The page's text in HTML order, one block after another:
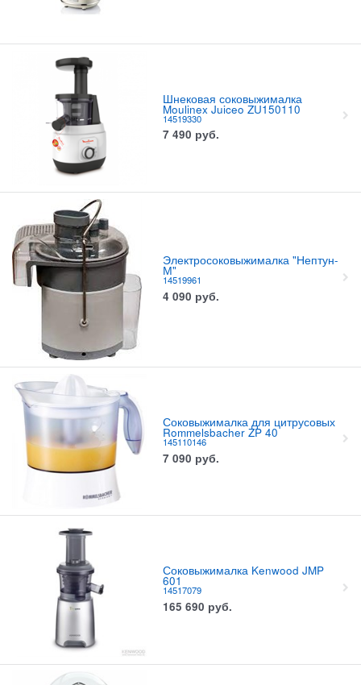
Шнековая соковыжималка
Moulinex Juiceo ZU150110
14519330
7 490 руб.
Электросоковыжималка "Нептун-
М"
14519961
4 090 руб.
Соковыжималка для цитрусовых
Rommelsbacher ZP 40
145110146
7 090 руб.
Соковыжималка Kenwood JMP
601
14517079
165 690 руб.